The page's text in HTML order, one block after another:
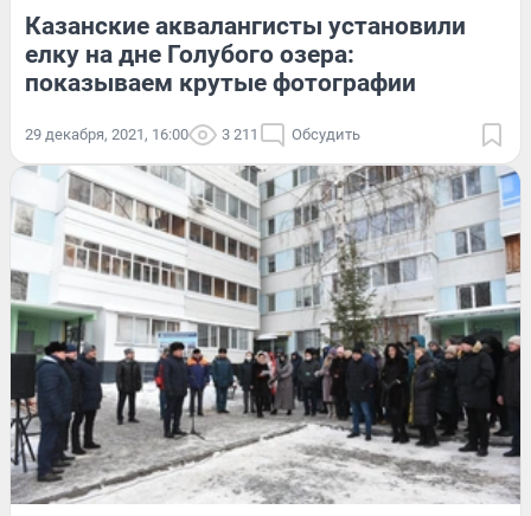
Казанские аквалангисты установили
елку на дне Голубого озера:
показываем крутые фотографии
29 декабря, 2021, 16:00 3 211 Обсудить